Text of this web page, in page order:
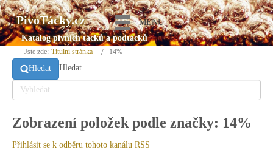
MENU
Katalog pivních tácků a podtácků
PivoTácky.cz
Jste zde: Titulní stránka 14%
Hledat Hledat
Zobrazení položek podle značky: 14%
Přihlásit se k odběru tohoto kanálu RSS